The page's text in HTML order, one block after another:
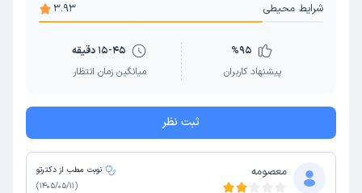
شرایط محیطی 3.93
%95
پیشنهاد کاربران
15-45 دقیقه
میانگین زمان انتظار
ثبت نظر
معصومه
نوبت مطب از دکترتو
(
1405/05/11
)